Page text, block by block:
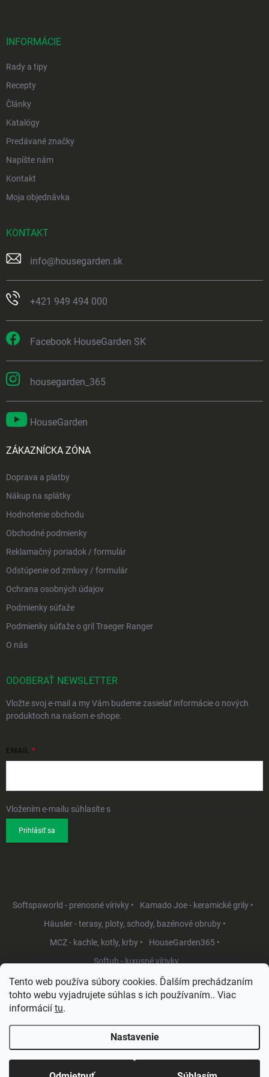
Tento web používa súbory cookies. Ďalším prechádzaním
tohto webu vyjadrujete súhlas s ich používaním.. Viac
informácií tu.
Nastavenie
INFORMÁCIE
Rady a tipy
Recepty
Články
Katalógy
Predávané značky
Napíšte nám
Kontakt
Moja objednávka
KONTAKT
info@housegarden.sk
+421 949 494 000
Facebook HouseGarden SK
housegarden_365
HouseGarden
ZÁKAZNÍCKA ZÓNA
Doprava a platby
Nákup na splátky
Hodnotenie obchodu
Obchodné podmienky
Reklamačný poriadok / formulár
Odstúpenie od zmluvy / formulár
Ochrana osobných údajov
Podmienky súťaže
Podmienky súťaže o gril Traeger Ranger
O nás
ODOBERAŤ NEWSLETTER
Vložte svoj e-mail a my Vám budeme zasielať informácie o nových
produktoch na našom e-shope.
EMAIL
Vložením e-mailu súhlasíte s
Prihlásiť sa
Softspaworld - prenosné vírivky •
Kamado Joe - keramické grily •
Häusler - terasy, ploty, schody, bazénové obruby •
MCZ - kachle, kotly, krby •
HouseGarden365 •
Softub - luxusné vírivky
Copyright 2026HouseGarden.sk. Všetky práva vyhradené.Upraviť